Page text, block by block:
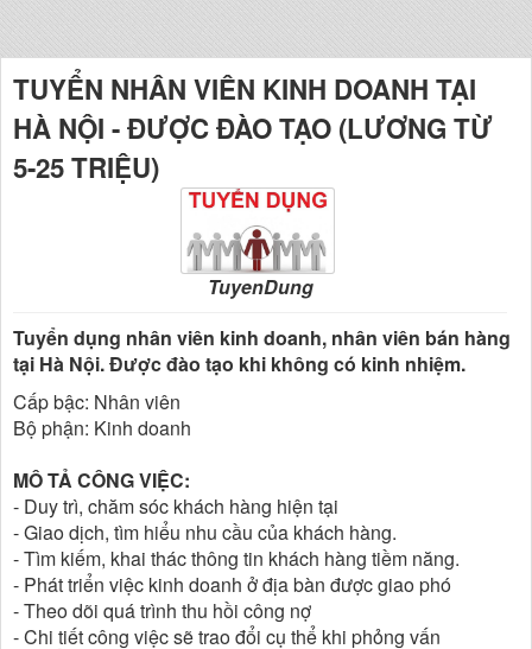
TUYỂN NHÂN VIÊN KINH DOANH TẠI
HÀ NỘI - ĐƯỢC ĐÀO TẠO (LƯƠNG TỪ
5-25 TRIỆU)
TuyenDung
Tuyển dụng nhân viên kinh doanh, nhân viên bán hàng
tại Hà Nội. Được đào tạo khi không có kinh nhiệm.
Cấp bậc: Nhân viên
Bộ phận: Kinh doanh
MÔ TẢ CÔNG VIỆC:
- Duy trì, chăm sóc khách hàng hiện tại
- Giao dịch, tìm hiểu nhu cầu của khách hàng.
- Tìm kiếm, khai thác thông tin khách hàng tiềm năng.
- Phát triển việc kinh doanh ở địa bàn được giao phó
- Theo dõi quá trình thu hồi công nợ
- Chi tiết công việc sẽ trao đổi cụ thể khi phỏng vấn